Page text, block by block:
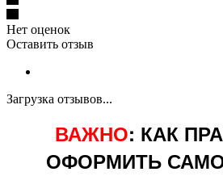
Нет оценок
Оставить отзыв
Загрузка отзывов...
ВАЖНО: КАК
ОФОРМИТЬ